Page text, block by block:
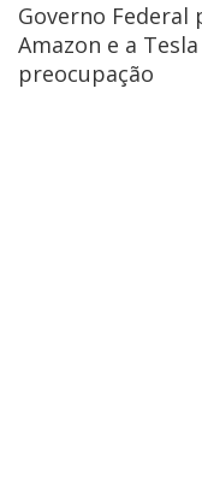
Governo Federal
Amazon e a
preocupação